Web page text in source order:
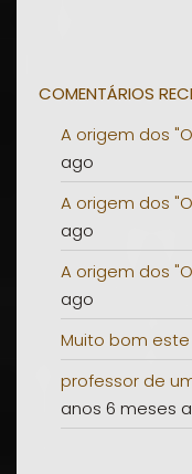
COMENTÁRIOS
A origem dos
ago
A origem dos
ago
A origem dos
ago
Muito bom
professor de
anos 6 meses